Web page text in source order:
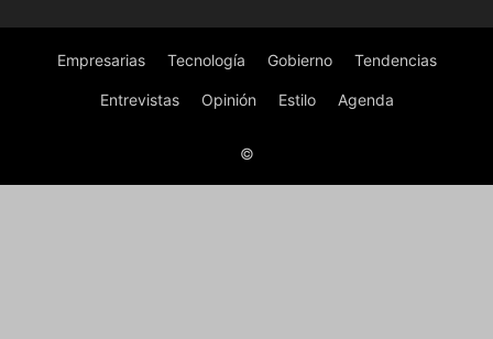
Empresarias Tecnología Gobierno Tendencias
Entrevistas Opinión Estilo Agenda
©